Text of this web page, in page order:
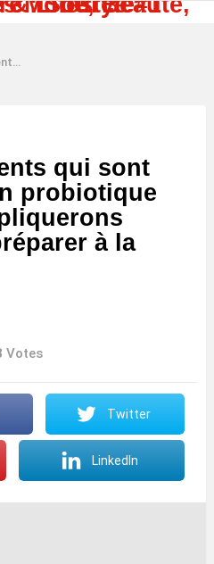
la maison)
qui sont
probiotique
à la
Votes
Twitter
LinkedIn